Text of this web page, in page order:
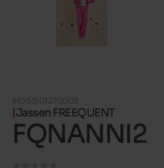
#ID 53101270003
Jassen FREEQUENT
FQNANNI2